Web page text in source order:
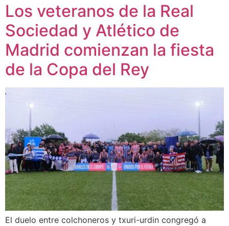
Los veteranos de la Real
Sociedad y Atlético de
Madrid comienzan la fiesta
de la Copa del Rey
El duelo entre colchoneros y txuri-urdin congregó a